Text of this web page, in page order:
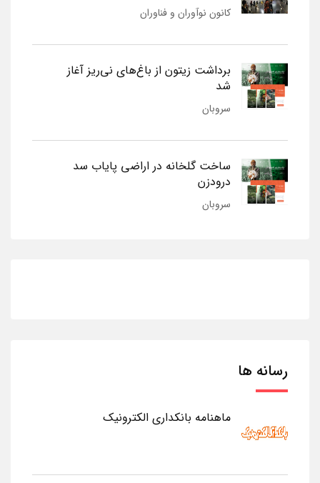
کانون نوآوران و فناوران
برداشت زیتون از باغ‌های نی‌ریز آغاز
شد
سروبان
ساخت گلخانه در اراضی پایاب سد
درودزن
سروبان
رسانه ها
ماهنامه بانکداری الکترونیک